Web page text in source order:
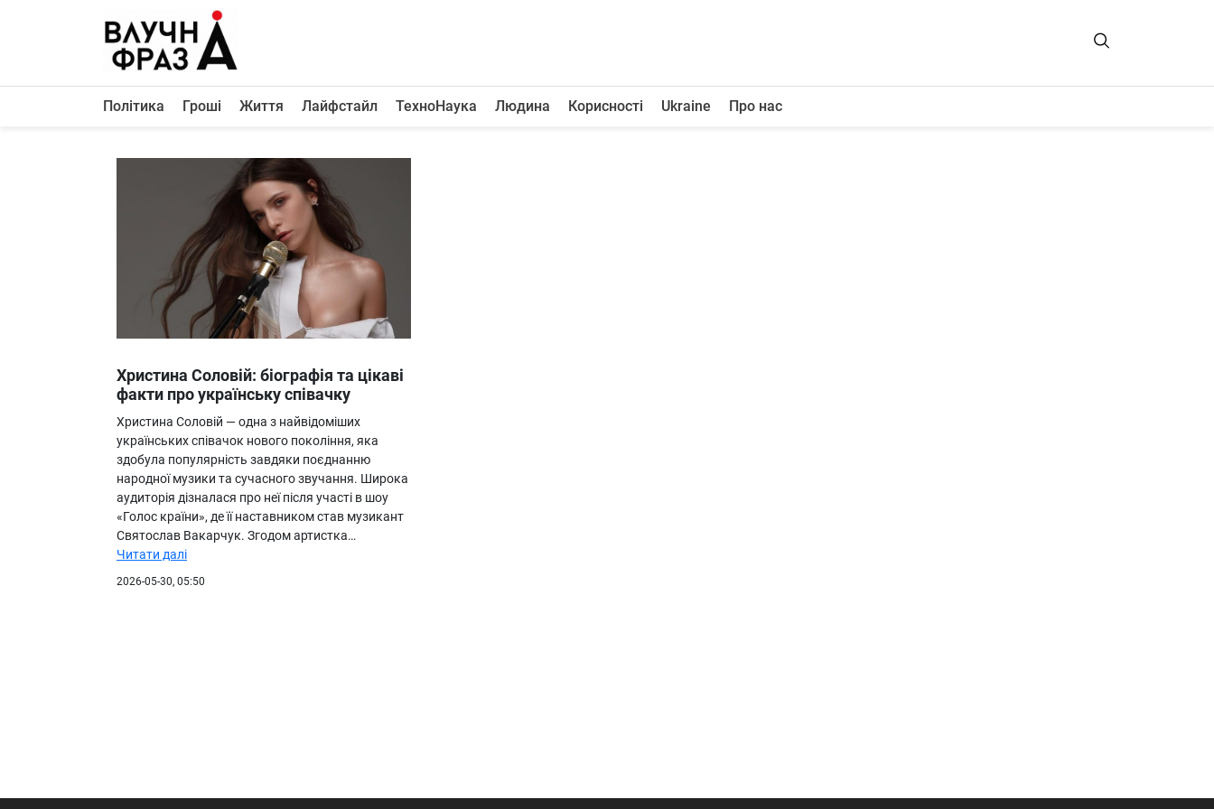
Політика
Лайфстайл
ТехноНаука
Людина
Корисності
Про нас
Політика Гроші Життя Лайфстайл ТехноНаука Людина Корисності Ukraine Про нас
Христина Соловій: біографія та цікаві
факти про українську співачку
Христина Соловій — одна з найвідоміших
українських співачок нового покоління, яка
здобула популярність завдяки поєднанню
народної музики та сучасного звучання. Широка
аудиторія дізналася про неї після участі в шоу
«Голос країни», де її наставником став музикант
Святослав Вакарчук. Згодом артистка…
Читати далі
2026-05-30, 05:50